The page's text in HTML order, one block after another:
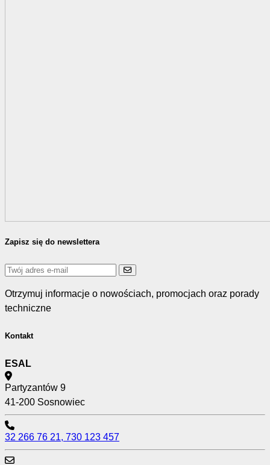
Zapisz się do newslettera
Otrzymuj informacje o nowościach, promocjach oraz porady
techniczne
Kontakt
ESAL
Partyzantów 9
41-200 Sosnowiec
32 266 76 21, 730 123 457‬